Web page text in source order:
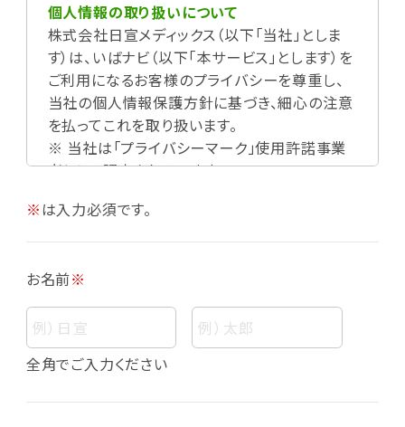
個人情報の取り扱いについて
株式会社日宣メディックス（以下「当社」としま
す）は、いばナビ（以下「本サービス」とします）を
ご利用になるお客様のプライバシーを尊重し、
当社の個人情報保護方針に基づき、細心の注意
を払ってこれを取り扱います。
※ 当社は「プライバシーマーク」使用許諾事業
者として認定されています。
個人情報
個人情報とは、お客様個人に関する情報であっ
て、当該情報を構成する氏名、住所、電話番号、
※は入力必須です。
お名前※
全角でご入力ください